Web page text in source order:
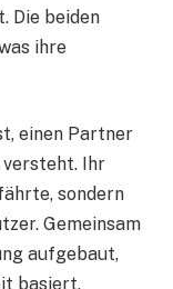
Die beiden
ihre
einen Partner
versteht. Ihr
sondern
Gemeinsam
aufgebaut,
basiert.